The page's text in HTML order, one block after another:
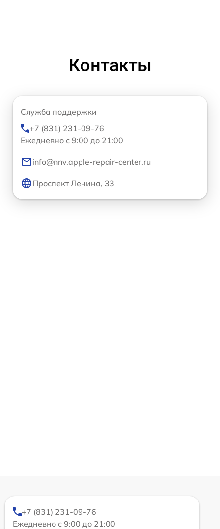
Контакты
Служба поддержки
+7 (831) 231-09-76
Ежедневно с 9:00 до 21:00
info@nnv.apple-repair-center.ru
Проспект Ленина, 33
+7 (831) 231-09-76
Ежедневно с 9:00 до 21:00